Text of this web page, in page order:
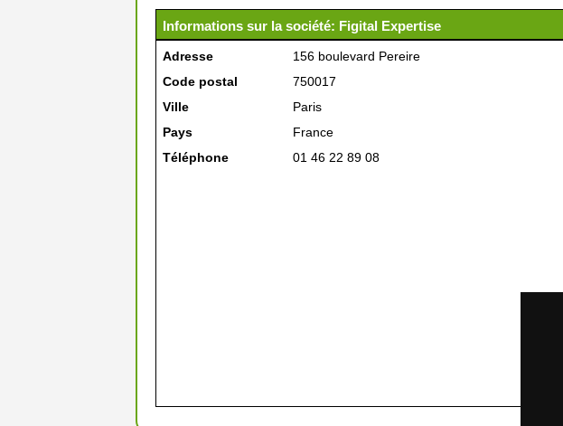
Informations sur la société: Figital Expertise
Adresse
156 boulevard Pereire
Code postal
750017
Ville
Paris
Pays
France
Téléphone
01 46 22 89 08